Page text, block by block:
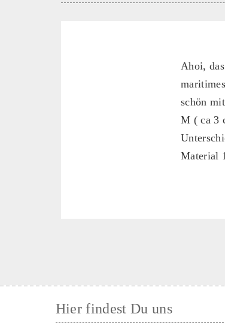
Ahoi,
schön
M ( ca 3
Material
Hier findest Du uns